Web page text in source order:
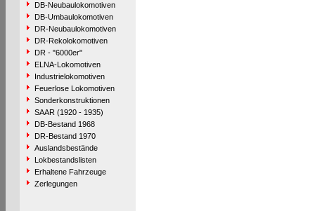
DB-Neubaulokomotiven
DB-Umbaulokomotiven
DR-Neubaulokomotiven
DR-Rekolokomotiven
DR - "6000er"
ELNA-Lokomotiven
Industrielokomotiven
Feuerlose Lokomotiven
Sonderkonstruktionen
SAAR (1920 - 1935)
DB-Bestand 1968
DR-Bestand 1970
Auslandsbestände
Lokbestandslisten
Erhaltene Fahrzeuge
Zerlegungen